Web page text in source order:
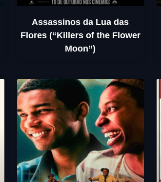
Assassinos da Lua das
Flores (“Killers of the Flower
Moon”)